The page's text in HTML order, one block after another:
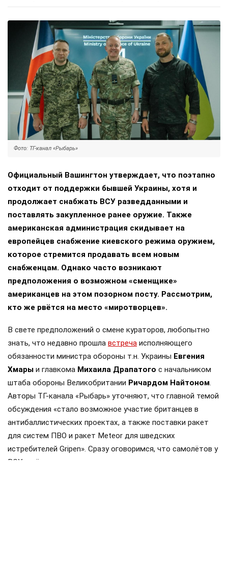
Фото: ТГ-канал «Рыбарь»
Официальный Вашингтон утверждает, что поэтапно
отходит от поддержки бывшей Украины, хотя и
продолжает снабжать ВСУ разведданными и
поставлять закупленное ранее оружие. Также
американская администрация скидывает на
европейцев снабжение киевского режима оружием,
которое стремится продавать всем новым
снабженцам. Однако часто возникают
предположения о возможном «сменщике»
американцев на этом позорном посту. Рассмотрим,
кто же рвётся на место «миротворцев».
В свете предположений о смене кураторов, любопытно
знать, что недавно прошла встреча исполняющего
обязанности министра обороны т.н. Украины Евгения
Хмары и главкома Михаила Драпатого с начальником
штаба обороны Великобритании Ричардом Найтоном.
Авторы ТГ-канала «Рыбарь» уточняют, что главной темой
обсуждения «стало возможное участие британцев в
антибаллистических проектах, а также поставки ракет
для систем ПВО и ракет Meteor для шведских
истребителей Gripen». Сразу оговоримся, что самолётов у
ВСУ ещё нет, но планы на них уже наполеоновские.